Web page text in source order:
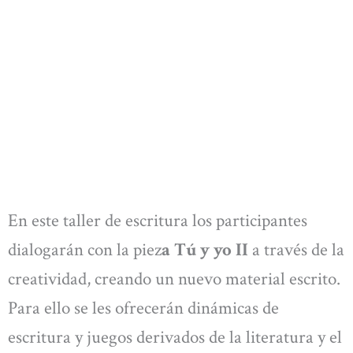
En este taller de escritura los participantes
dialogarán con la pieza Tú y yo II a través de la
creatividad, creando un nuevo material escrito.
Para ello se les ofrecerán dinámicas de
escritura y juegos derivados de la literatura y el